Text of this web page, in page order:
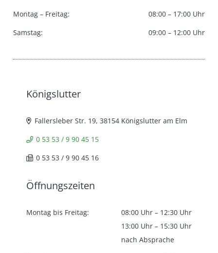
Montag – Freitag:
08:00 – 17:00 Uhr
Samstag:
09:00 – 12:00 Uhr
Königslutter
Fallersleber Str. 19, 38154 Königslutter am Elm
0 53 53 / 9 90 45 15
0 53 53 / 9 90 45 16
Öffnungszeiten
Montag bis Freitag:
08:00 Uhr – 12:30 Uhr
13:00 Uhr – 15:30 Uhr
nach Absprache